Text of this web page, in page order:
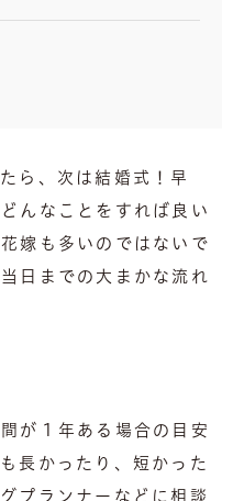
ら、次は結婚式！早
んなことをすれば良い
嫁も多いのではないで
日までの大まかな流れ
が１年ある場合の目安
長かったり、短かった
プランナーなどに相談